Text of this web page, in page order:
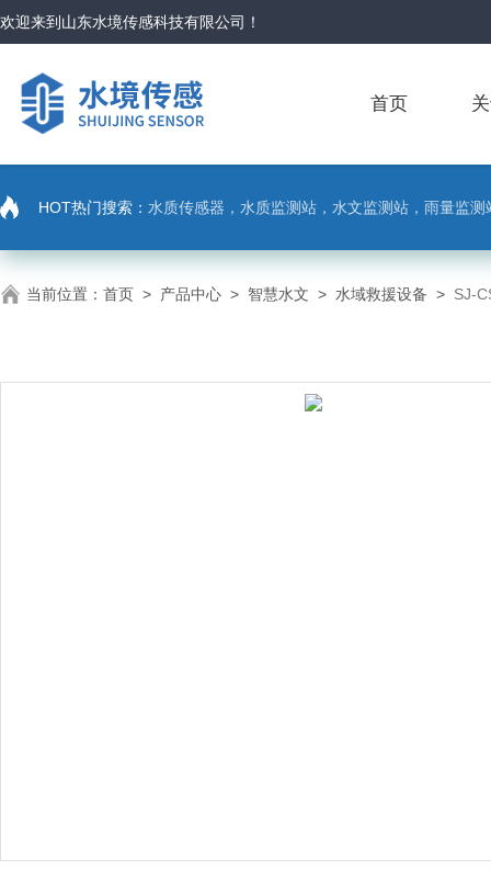
欢迎来到 山东水境传感科技有限公司 ！
首页
HOT热门搜索： 水质传感器，水质监测站，水文监测站，雨量监
当前位置： 首页 > 产品中心 > 智慧水文 > 水域救援设备 > SJ-